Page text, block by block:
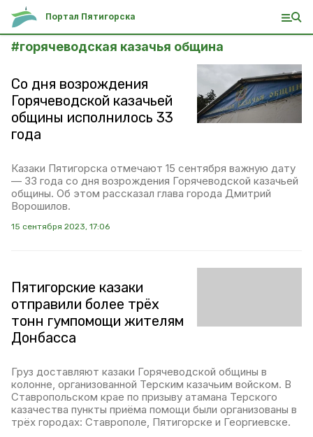
Портал Пятигорска
#горячеводская казачья община
Со дня возрождения
Горячеводской казачьей
общины исполнилось 33
года
Казаки Пятигорска отмечают 15 сентября важную дату
— 33 года со дня возрождения Горячеводской казачьей
общины. Об этом рассказал глава города Дмитрий
Ворошилов.
15 сентября 2023, 17:06
Пятигорские казаки
отправили более трёх
тонн гумпомощи жителям
Донбасса
Груз доставляют казаки Горячеводской общины в
колонне, организованной Терским казачьим войском. В
Ставропольском крае по призыву атамана Терского
казачества пункты приёма помощи были организованы в
трёх городах: Ставрополе, Пятигорске и Георгиевске.